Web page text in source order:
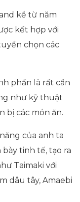
kể từ năm
kết hợp với
chọn các
phần là rất cần
như kỹ thuật
bị các món ăn.
của anh ta
tinh tế, tạo ra
Taimaki với
dâu tây, Amaebi